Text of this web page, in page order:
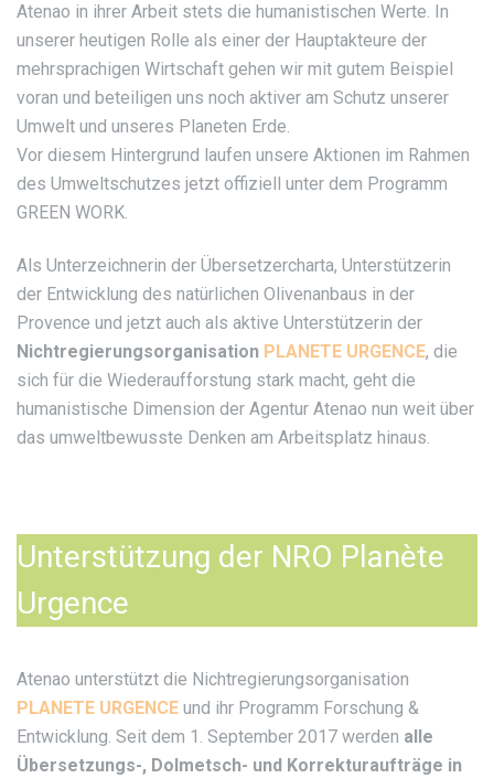
Atenao in ihrer Arbeit stets die humanistischen Werte. In
unserer heutigen Rolle als einer der Hauptakteure der
mehrsprachigen Wirtschaft gehen wir mit gutem Beispiel
voran und beteiligen uns noch aktiver am Schutz unserer
Umwelt und unseres Planeten Erde.
Vor diesem Hintergrund laufen unsere Aktionen im Rahmen
des Umweltschutzes jetzt offiziell unter dem Programm
GREEN WORK.
Als Unterzeichnerin der Übersetzercharta, Unterstützerin
der Entwicklung des natürlichen Olivenanbaus in der
Provence und jetzt auch als aktive Unterstützerin der
Nichtregierungsorganisation PLANETE URGENCE, die
sich für die Wiederaufforstung stark macht, geht die
humanistische Dimension der Agentur Atenao nun weit über
das umweltbewusste Denken am Arbeitsplatz hinaus.
Unterstützung der NRO Planète
Urgence
Atenao unterstützt die Nichtregierungsorganisation
PLANETE URGENCE und ihr Programm Forschung &
Entwicklung. Seit dem 1. September 2017 werden alle
Übersetzungs-, Dolmetsch- und Korrekturaufträge in